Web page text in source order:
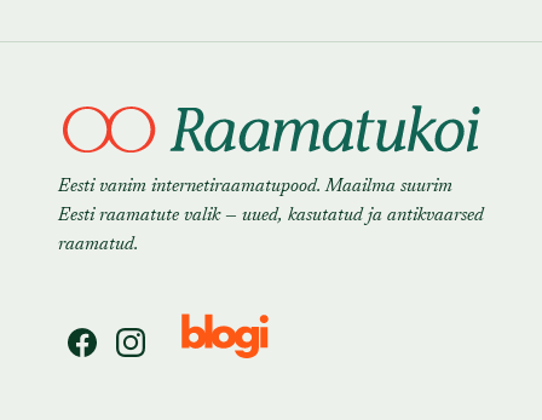
Eesti vanim internetiraamatupood. Maailma suurim
Eesti raamatute valik — uued, kasutatud ja antikvaarsed
raamatud.